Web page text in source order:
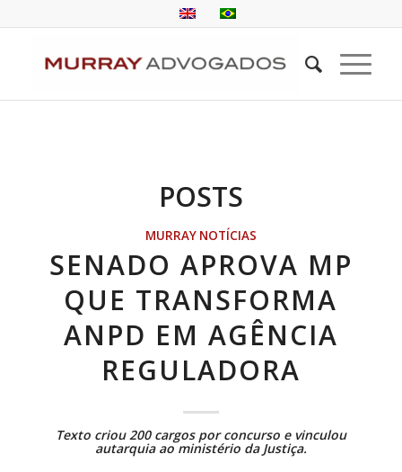
POSTS
MURRAY NOTÍCIAS
SENADO APROVA MP
QUE TRANSFORMA
ANPD EM AGÊNCIA
REGULADORA
Texto criou 200 cargos por concurso e vinculou
autarquia ao ministério da Justiça.